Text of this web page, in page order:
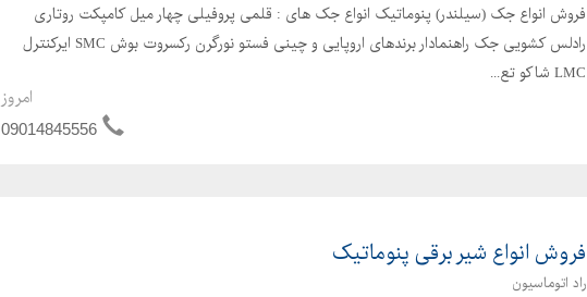
فروش انواع جک (سیلندر) پنوماتیک انواع جک های : قلمی پروفیلی چهار میل کامپکت روتاری
رادلس کشویی جک راهنمادار برندهای اروپایی و چینی فستو نورگرن رکسروت بوش SMC ایرکنترل
LMC شاکو تع...
امروز
09014845556
فروش انواع شیر برقی پنوماتیک
راد اتوماسیون